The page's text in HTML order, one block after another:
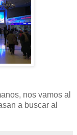
nos vamos al
a buscar al